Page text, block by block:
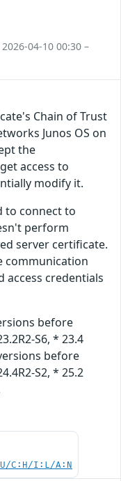
04-10 00:30 –
Chain of Trust
Junos OS on
the
access to
modify it.
to connect to
perform
server certificate.
communication
access credentials
before
S6, * 23.4
before
S2, * 25.2
C:H/I:L/A:N